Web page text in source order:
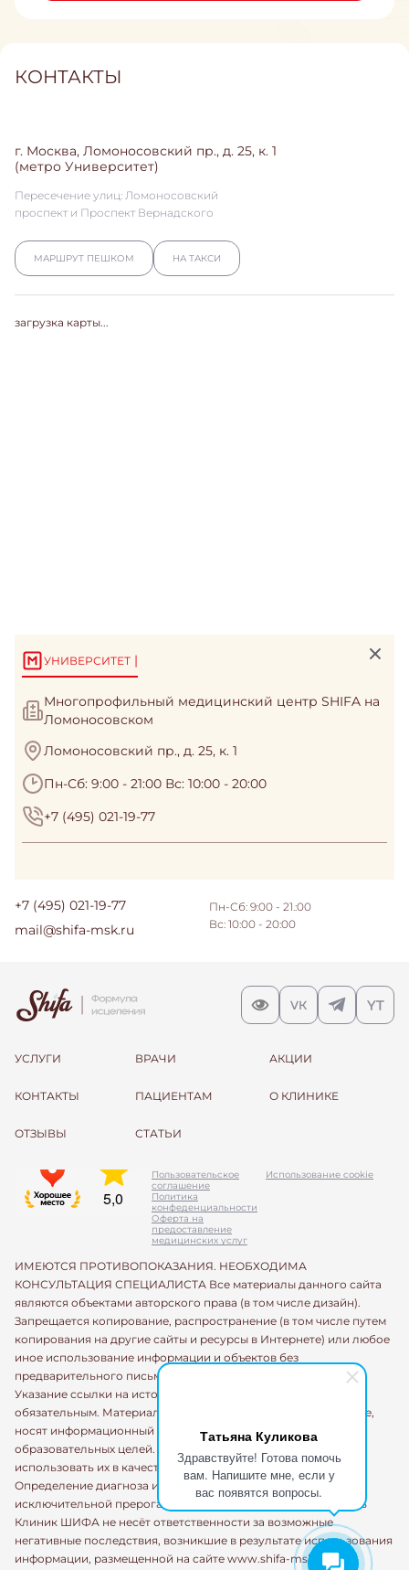
Татьяна Куликова
Здравствуйте! Готова помочь
вам. Напишите мне, если у
вас появятся вопросы.
КОНТАКТЫ
г. Москва, Ломоносовский пр., д. 25, к. 1
(метро Университет)
Пересечение улиц: Ломоносовский
проспект и Проспект Вернадского
МАРШРУТ ПЕШКОМ НА ТАКСИ
загрузка карты...
УНИВЕРСИТЕТ |
Многопрофильный медицинский центр SHIFA на
Ломоносовском
Ломоносовский пр., д. 25, к. 1
Пн-Сб: 9:00 - 21:00 Вс: 10:00 - 20:00
+7 (495) 021-19-77
+7 (495) 021-19-77
mail@shifa-msk.ru
Пн-Сб: 9:00 - 21.:00
Вс: 10:00 - 20:00
УСЛУГИ ВРАЧИ АКЦИИ
КОНТАКТЫ ПАЦИЕНТАМ О КЛИНИКЕ
ОТЗЫВЫ СТАТЬИ
Пользовательское
соглашение
Политика
конфеденциальности
Оферта на
предоставление
медицинских услуг
Использование cookie
ИМЕЮТСЯ ПРОТИВОПОКАЗАНИЯ. НЕОБХОДИМА
КОНСУЛЬТАЦИЯ СПЕЦИАЛИСТА Все материалы данного сайта
являются объектами авторского права (в том числе дизайн).
Запрещается копирование, распространение (в том числе путем
копирования на другие сайты и ресурсы в Интернете) или любое
иное использование информации и объектов без
предварительного письменного согласия правообладателя.
Указание ссылки на источник информации является
обязательным. Материалы, размещенные на данной странице,
носят информационный характер и предназначены для
образовательных целей. Посетители сайта не должны
использовать их в качестве медицинских рекомендаций.
Определение диагноза и выбор методики лечения остается
исключительной прерогативой вашего лечащего врача! Сеть
Клиник ШИФА не несёт ответственности за возможные
негативные последствия, возникшие в результате использования
информации, размещенной на сайте www.shifa-msk.ru